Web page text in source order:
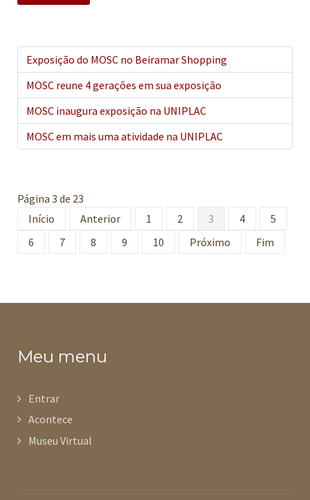
Exposição do MOSC no Beiramar Shopping
MOSC reune 4 gerações em sua exposição
MOSC inaugura exposição na UNIPLAC
MOSC em mais uma atividade na UNIPLAC
Página 3 de 23
Início
Anterior 1 2 3 4
5
6
7 8 9 10 Próximo Fim
Meu menu
Entrar
Acontece
Museu Virtual